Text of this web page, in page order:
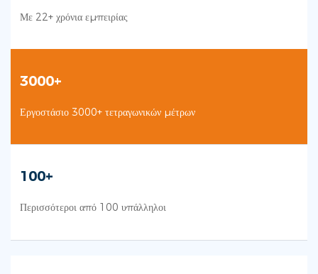
Με 22+ χρόνια εμπειρίας
3000+
Εργοστάσιο 3000+ τετραγωνικών μέτρων
100+
Περισσότεροι από 100 υπάλληλοι